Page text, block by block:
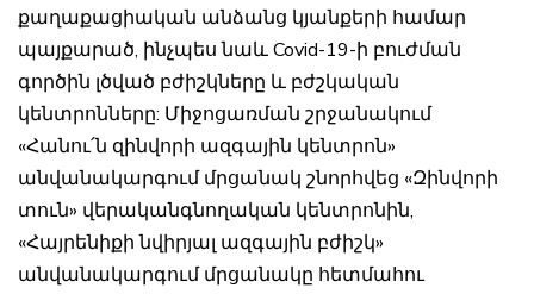
քաղաքացիական անձանց կյանքերի համար
պայքարած, ինչպես նաև Covid-19-ի բուժման
գործին լծված բժիշկները և բժշկական
կենտրոնները: Միջոցառման շրջանակում
«Հանու՛ն զինվորի ազգային կենտրոն»
անվանակարգում մրցանակ շնորհվեց «Զինվորի
տուն» վերականգնողական կենտրոնին,
«Հայրենիքի նվիրյալ ազգային բժիշկ»
անվանակարգում մրցանակը հետմահու